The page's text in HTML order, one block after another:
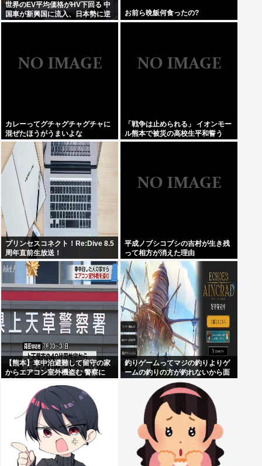
世界のEV平均価格がHV下回る 中
国車が新興国に流入、日本勢に逆
風
お前ら晩飯何食ったの?
カレーってグチャグチャグチャに
混ぜたほうがうまいよな
「戦争は止められる」 イオンモー
ル熊本で被災の高校生平和誓う
プリンセスコネクト！Re:Dive 8.5
周年直前生放送！
平成ノブシコブシの吉村が生き残
って相方が消えた理由
【熊本】車中泊避難して留守の家
からエアコン室外機盗む 警察に
釣りゲームってマジの釣りよりゲ
ームの釣りの方が釣れないから面
白くないんだよな